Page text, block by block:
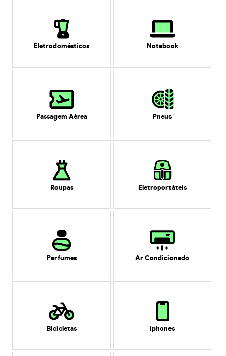
Eletrodomésticos Notebook
Passagem Aérea Pneus
Roupas Eletroportáteis
Perfumes Ar Condicionado
Bicicletas Iphones